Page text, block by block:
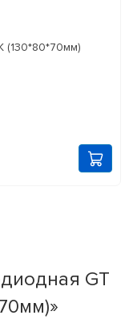
(130*80*70мм)
GT